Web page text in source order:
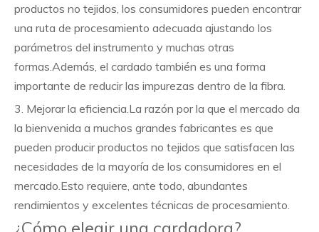
productos no tejidos, los consumidores pueden encontrar
una ruta de procesamiento adecuada ajustando los
parámetros del instrumento y muchas otras
formas.Además, el cardado también es una forma
importante de reducir las impurezas dentro de la fibra.
3. Mejorar la eficiencia.La razón por la que el mercado da
la bienvenida a muchos grandes fabricantes es que
pueden producir productos no tejidos que satisfacen las
necesidades de la mayoría de los consumidores en el
mercado.Esto requiere, ante todo, abundantes
rendimientos y excelentes técnicas de procesamiento.
¿Cómo elegir una cardadora?